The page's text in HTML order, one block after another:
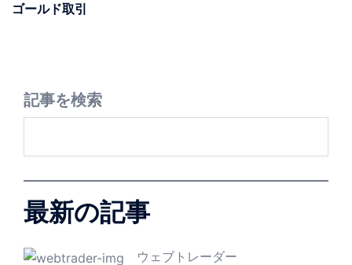
ゴールド取引
記事を検索
最新の記事
ウェブトレーダー